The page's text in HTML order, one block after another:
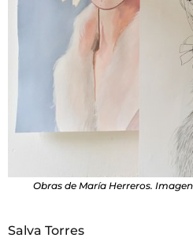
Obras de María Herreros.
Salva Torres